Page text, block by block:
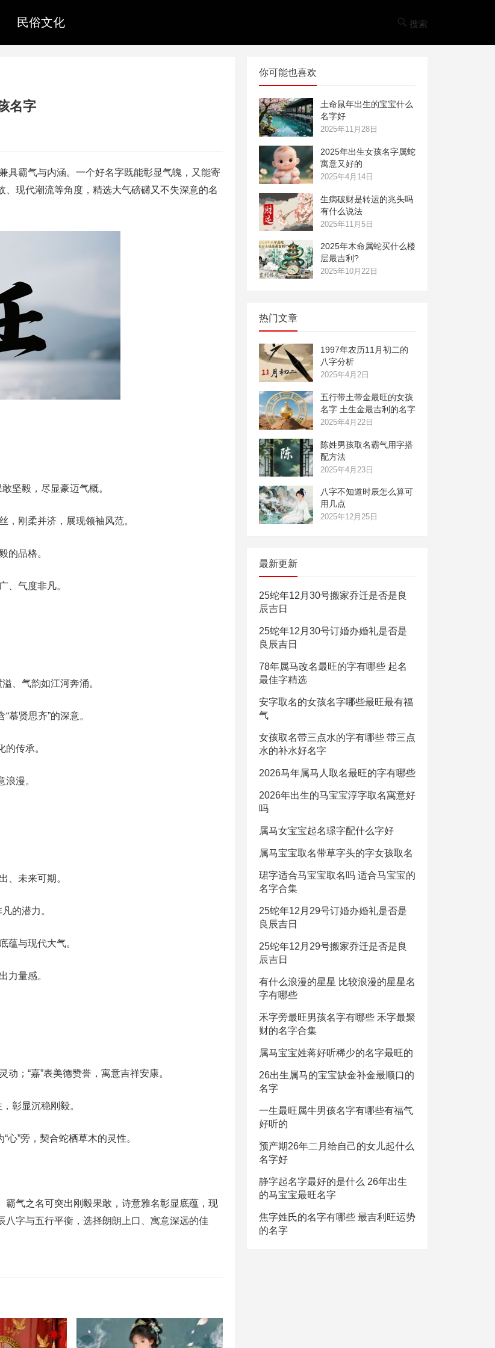
民俗文化 搜索
名字
具霸气与内涵。一个好名字既能彰显气魄，又能寄
现代潮流等角度，精选大气磅礴又不失深意的名
坚毅，尽显豪迈气概。
，刚柔并济，展现领袖风范。
的品格。
、气度非凡。
、气韵如江河奔涌。
慕贤思齐”的深意。
传承。
漫。
、未来可期。
的潜力。
蕴与现代大气。
力量感。
动；“嘉”表美德赞誉，寓意吉祥安康。
彰显沉稳刚毅。
“心”旁，契合蛇栖草木的灵性。
气之名可突出刚毅果敢，诗意雅名彰显底蕴，现
字与五行平衡，选择朗朗上口、寓意深远的佳
你可能也喜欢
土命鼠年出生的宝宝什么
名字好
2025年11月28日
2025年出生女孩名字属蛇
寓意又好的
2025年4月14日
生病破财是转运的兆头吗
有什么说法
2025年11月5日
2025年木命属蛇买什么楼
层最吉利?
2025年10月22日
热门文章
1997年农历11月初二的
八字分析
2025年4月2日
五行带土带金最旺的女孩
名字 土生金最吉利的名字
2025年4月22日
陈姓男孩取名霸气用字搭
配方法
2025年4月23日
八字不知道时辰怎么算可
用几点
2025年12月25日
最新更新
25蛇年12月30号搬家乔迁是否是良
辰吉日
25蛇年12月30号订婚办婚礼是否是
良辰吉日
78年属马改名最旺的字有哪些 起名
最佳字精选
安字取名的女孩名字哪些最旺最有福
气
女孩取名带三点水的字有哪些 带三点
水的补水好名字
2026马年属马人取名最旺的字有哪些
2026年出生的马宝宝淳字取名寓意好
吗
属马女宝宝起名璟字配什么字好
属马宝宝取名带草字头的字女孩取名
珺字适合马宝宝取名吗 适合马宝宝的
名字合集
25蛇年12月29号订婚办婚礼是否是
良辰吉日
25蛇年12月29号搬家乔迁是否是良
辰吉日
有什么浪漫的星星 比较浪漫的星星名
字有哪些
禾字旁最旺男孩名字有哪些 禾字最聚
财的名字合集
属马宝宝姓蒋好听稀少的名字最旺的
26出生属马的宝宝缺金补金最顺口的
名字
一生最旺属牛男孩名字有哪些有福气
好听的
预产期26年二月给自己的女儿起什么
名字好
静字起名字最好的是什么 26年出生
的马宝宝最旺名字
焦字姓氏的名字有哪些 最吉利旺运势
的名字